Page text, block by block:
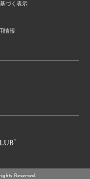
づく表示
情報
Reserved.